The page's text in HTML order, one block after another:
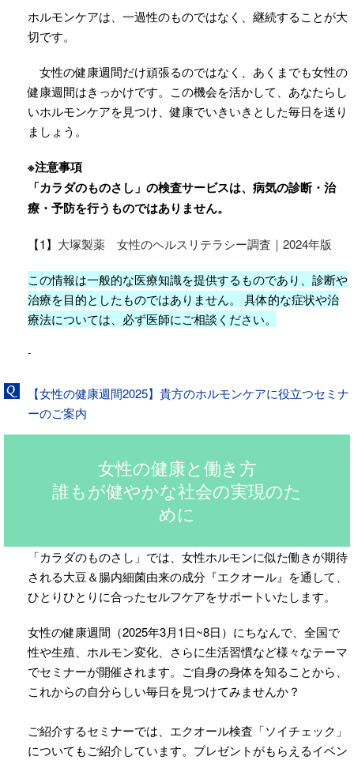
ホルモンケアは、一過性のものではなく、継続することが大
切です。
女性の健康週間だけ頑張るのではなく、あくまでも女性の
健康週間はきっかけです。この機会を活かして、あなたらし
いホルモンケアを見つけ、健康でいきいきとした毎日を送り
ましょう。
※注意事項
「カラダのものさし」の検査サービスは、病気の診断・治
療・予防を行うものではありません。
【1】 大塚製薬 女性のヘルスリテラシー調査｜2024年版
この情報は一般的な医療知識を提供するものであり、診断や
治療を目的としたものではありません。 具体的な症状や治
療法については、必ず医師にご相談ください。
-
【女性の健康週間2025】貴方のホルモンケアに役立つセミナ
ーのご案内
女性の健康と働き方
誰もが健やかな社会の実現のた
めに
「カラダのものさし」では、女性ホルモンに似た働きが期待
される大豆＆腸内細菌由来の成分『エクオール』を通して、
ひとりひとりに合ったセルフケアをサポートいたします。
女性の健康週間（2025年3月1日~8日）にちなんで、全国で
性や生殖、ホルモン変化、さらに生活習慣など様々なテーマ
でセミナーが開催されます。ご自身の身体を知ることから、
これからの自分らしい毎日を見つけてみませんか？
ご紹介するセミナーでは、エクオール検査「ソイチェック」
についてもご紹介しています。プレゼントがもらえるイベン